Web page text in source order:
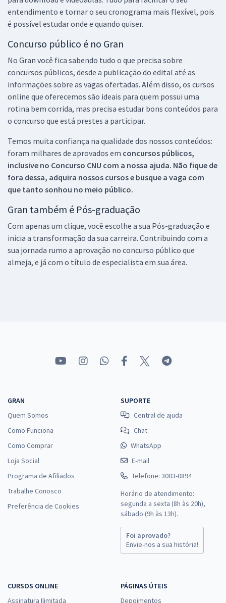
entendimento e tornar o seu cronograma mais flexível, pois
é possível estudar onde e quando quiser.
Concurso público é no Gran
No Gran você fica sabendo tudo o que precisa sobre
concursos públicos, desde a publicação do edital até as
informações sobre as vagas ofertadas. Além disso, os cursos
online que oferecemos são ideais para quem possui uma
rotina bem corrida, mas precisa estudar bons conteúdos para
o concurso que está prestes a participar.
Temos muita confiança na qualidade dos nossos conteúdos:
foram milhares de aprovados em concursos públicos,
inclusive no Concurso CNU com a nossa ajuda. Não fique de
fora dessa, adquira nossos cursos e busque a vaga com
que tanto sonhou no meio público.
Gran também é Pós-graduação
Com apenas um clique, você escolhe a sua Pós-graduação e
inicia a transformação da sua carreira. Contribuindo com a
sua jornada rumo a aprovação no concurso público que
almeja, e já com o título de especialista em sua área.
GRAN
Quem Somos
Como Funciona
Como Comprar
Loja Social
Programa de Afiliados
Trabalhe Conosco
Preferência de Cookies
SUPORTE
Central de ajuda
Chat
WhatsApp
E-mail
Telefone: 3003-0894
Horário de atendimento:
segunda a sexta (8h às 20h),
sábado (9h às 13h).
Foi aprovado?
Envie-nos a sua história!
CURSOS ONLINE
Assinatura Ilimitada
PÁGINAS ÚTEIS
Depoimentos